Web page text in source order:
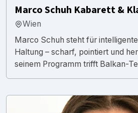
Marco Schuh Kabarett &
Wien
Marco Schuh steht für
Haltung – scharf, pointiert und
seinem Programm trifft Balkan-